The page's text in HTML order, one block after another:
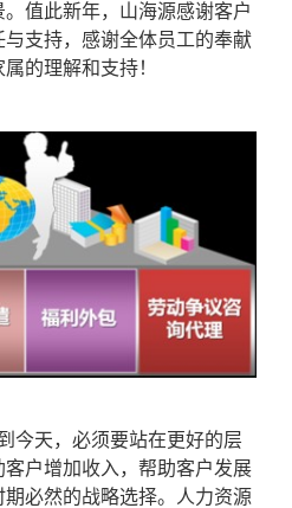
值此新年， 山海源感谢客户
与支持，感谢全体员工的奉献
属的理解和支持！
今天，必须要站在更好的层
户增加收入，帮助客户发展
必然的战略选择。
人力资源